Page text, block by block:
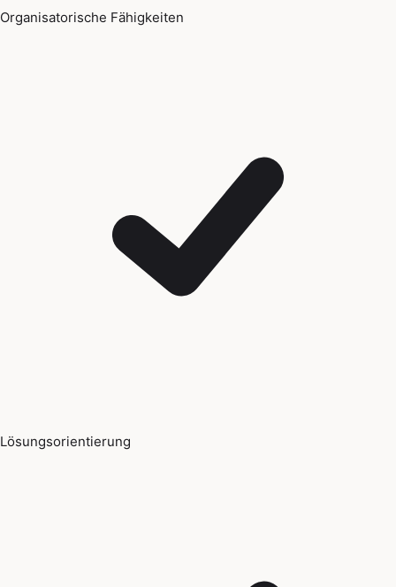
Organisatorische Fähigkeiten
Lösungsorientierung